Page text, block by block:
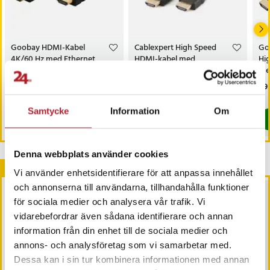
Samtycke Information Om
Denna webbplats använder cookies
Vi använder enhetsidentifierare för att anpassa innehållet
och annonserna till användarna, tillhandahålla funktioner
för sociala medier och analysera vår trafik. Vi
vidarebefordrar även sådana identifierare och annan
information från din enhet till de sociala medier och
annons- och analysföretag som vi samarbetar med.
Dessa kan i sin tur kombinera informationen med annan
Goobay HDMI-Kabel
4K/60 Hz med Ethernet
2m
Pris:
29 kr
Cablexpert High Speed
HDMI-kabel med
Andra köpte också